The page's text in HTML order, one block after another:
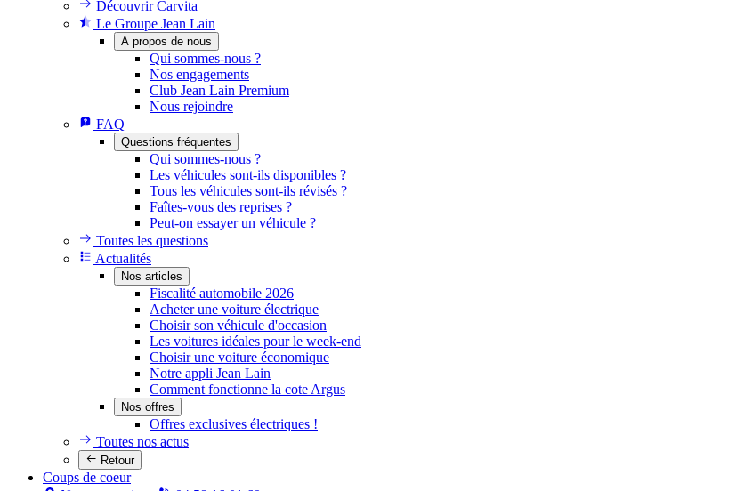
Découvrir Carvita
Le Groupe Jean Lain
A propos de nous
Qui sommes-nous ?
Nos engagements
Club Jean Lain Premium
Nous rejoindre
FAQ
Questions fréquentes
Qui sommes-nous ?
Les véhicules sont-ils disponibles ?
Tous les véhicules sont-ils révisés ?
Faîtes-vous des reprises ?
Peut-on essayer un véhicule ?
Toutes les questions
Actualités
Nos articles
Fiscalité automobile 2026
Acheter une voiture électrique
Choisir son véhicule d'occasion
Les voitures idéales pour le week-end
Choisir une voiture économique
Notre appli Jean Lain
Comment fonctionne la cote Argus
Nos offres
Offres exclusives électriques !
Toutes nos actus
Retour
Coups de coeur